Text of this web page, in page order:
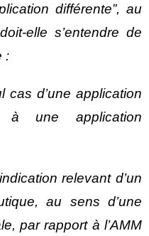
différente”, au
elle s’entendre de
:
d’une application
à une application
relevant d’un
au sens d’une
par rapport à l’AMM